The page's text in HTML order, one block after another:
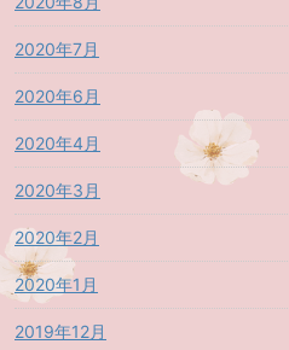
2020年7月
2020年6月
2020年4月
2020年3月
2020年2月
2020年1月
2019年12月